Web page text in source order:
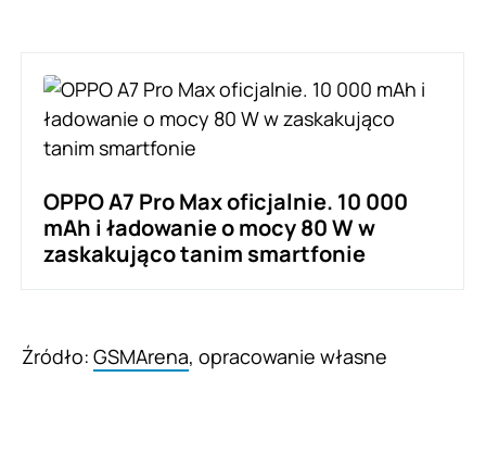
OPPO A7 Pro Max oficjalnie. 10 000
mAh i ładowanie o mocy 80 W w
zaskakująco tanim smartfonie
Źródło: GSMArena, opracowanie własne